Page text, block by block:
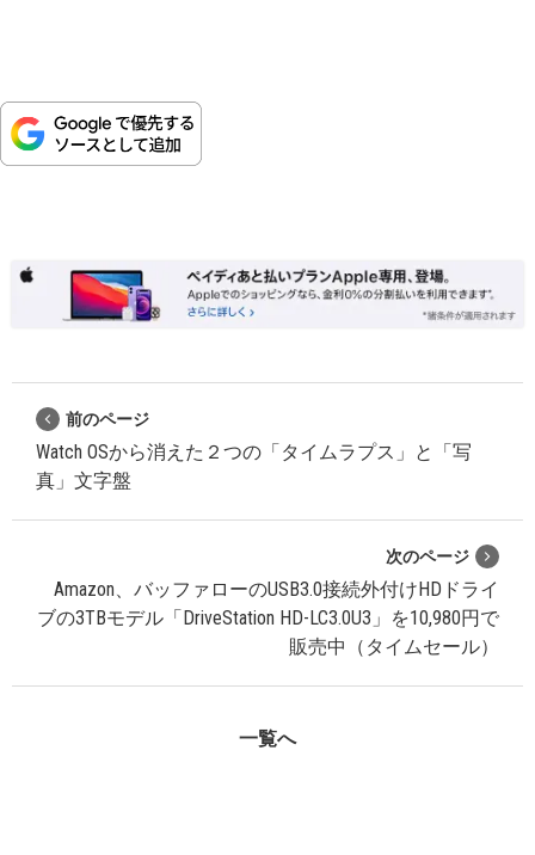
前のページ
Watch OSから消えた２つの「タイムラプス」と「写
真」文字盤
次のページ
Amazon、バッファローのUSB3.0接続外付けHDドライ
ブの3TBモデル「DriveStation HD-LC3.0U3」を10,980円で
販売中（タイムセール）
一覧へ